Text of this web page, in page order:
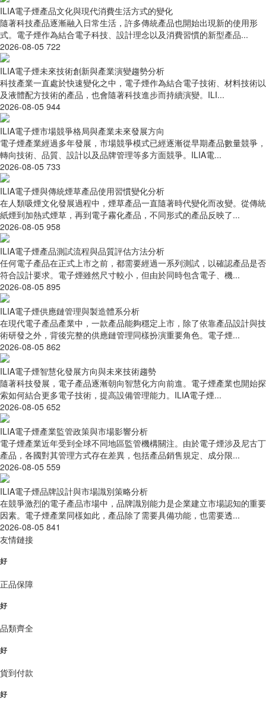
ILIA電子煙產品文化與現代消費生活方式的變化
隨著科技產品逐漸融入日常生活，許多傳統產品也開始出現新的使用形
式。電子煙作為結合電子科技、設計理念以及消費習慣的新型產品...
2026-08-05 722
ILIA電子煙未來技術創新與產業演變趨勢分析
科技產業一直處於快速變化之中，電子煙作為結合電子技術、材料技術以
及液體配方技術的產品，也會隨著科技進步而持續演變。ILI...
2026-08-05 944
ILIA電子煙市場競爭格局與產業未來發展方向
電子煙產業經過多年發展，市場競爭模式已經逐漸從早期產品數量競爭，
轉向技術、品質、設計以及品牌管理等多方面競爭。ILIA電...
2026-08-05 733
ILIA電子煙與傳統煙草產品使用習慣變化分析
在人類吸煙文化發展過程中，煙草產品一直隨著時代變化而改變。從傳統
紙煙到加熱式煙草，再到電子霧化產品，不同形式的產品反映了...
2026-08-05 958
ILIA電子煙產品測試流程與品質評估方法分析
任何電子產品在正式上市之前，都需要經過一系列測試，以確認產品是否
符合設計要求。電子煙雖然尺寸較小，但由於同時包含電子、機...
2026-08-05 895
ILIA電子煙供應鏈管理與製造體系分析
在現代電子產品產業中，一款產品能夠穩定上市，除了依靠產品設計與技
術研發之外，背後完整的供應鏈管理同樣扮演重要角色。電子煙...
2026-08-05 862
ILIA電子煙智慧化發展方向與未來技術趨勢
隨著科技發展，電子產品逐漸朝向智慧化方向前進。電子煙產業也開始探
索如何結合更多電子技術，提高設備管理能力。ILIA電子煙...
2026-08-05 652
ILIA電子煙產業監管政策與市場影響分析
電子煙產業近年受到全球不同地區監管機構關注。由於電子煙涉及尼古丁
產品，各國對其管理方式存在差異，包括產品銷售規定、成分限...
2026-08-05 559
ILIA電子煙品牌設計與市場識別策略分析
在競爭激烈的電子產品市場中，品牌識別能力是企業建立市場認知的重要
因素。電子煙產業同樣如此，產品除了需要具備功能，也需要透...
2026-08-05 841
友情鏈接
好
正品保障
好
品類齊全
好
貨到付款
好